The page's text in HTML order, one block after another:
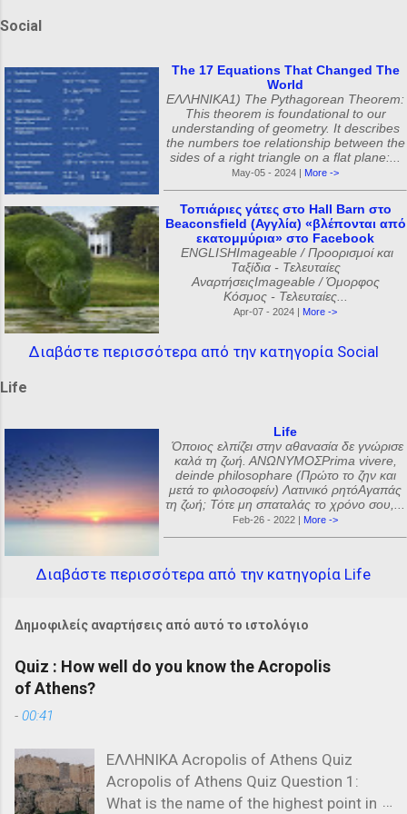
Social
The 17 Equations That Changed The
World
ΕΛΛΗΝΙΚΑ1) The Pythagorean Theorem:
This theorem is foundational to our
understanding of geometry. It describes
the numbers toe relationship between the
sides of a right triangle on a flat plane:...
May-05 - 2024 | More ->
Τοπιάριες γάτες στο Hall Barn στο
Beaconsfield (Αγγλία) «βλέπονται από
εκατομμύρια» στο Facebook
ENGLISHImageable / Προορισμοί και
Ταξίδια - Τελευταίες
ΑναρτήσειςImageable / Όμορφος
Κόσμος - Τελευταίες...
Apr-07 - 2024 | More ->
Διαβάστε περισσότερα από την κατηγορία Social
Life
Life
Όποιος ελπίζει στην αθανασία δε γνώρισε
καλά τη ζωή. ΑΝΩΝΥΜΟΣPrima vivere,
deinde philosophare (Πρώτο το ζην και
μετά το φιλοσοφείν) Λατινικό ρητόΑγαπάς
τη ζωή; Τότε μη σπαταλάς το χρόνο σου,...
Feb-26 - 2022 | More ->
Διαβάστε περισσότερα από την κατηγορία Life
Δημοφιλείς αναρτήσεις από αυτό το ιστολόγιο
Quiz : How well do you know the Acropolis
of Athens?
- 00:41
ΕΛΛΗΝΙΚΑ Acropolis of Athens Quiz
Acropolis of Athens Quiz Question 1:
What is the name of the highest point in